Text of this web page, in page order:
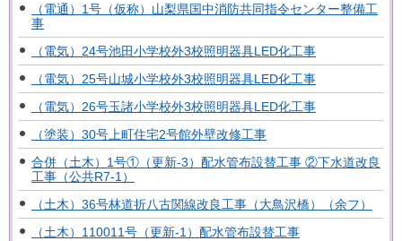
（電通）1号（仮称）山梨県国中消防共同指令センター整備工
事
（電気）24号池田小学校外3校照明器具LED化工事
（電気）25号山城小学校外3校照明器具LED化工事
（電気）26号玉諸小学校外3校照明器具LED化工事
（塗装）30号上町住宅2号館外壁改修工事
合併（土木）1号①（更新-3）配水管布設替工事 ②下水道改良
工事（公共R7-1）
（土木）36号林道折八古関線改良工事（大鳥沢橋）（余フ）
（土木）110011号（更新-1）配水管布設替工事